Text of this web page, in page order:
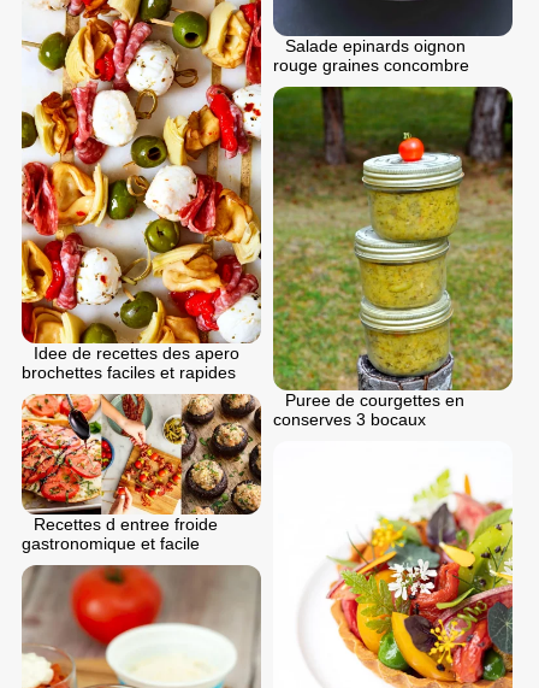
Salade epinards oignon
rouge graines concombre
Idee de recettes des apero
brochettes faciles et rapides
Puree de courgettes en
conserves 3 bocaux
Recettes d entree froide
gastronomique et facile